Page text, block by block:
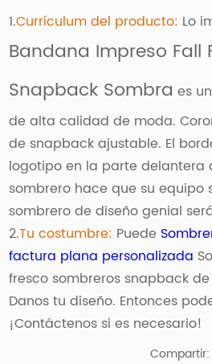
1.Currículum del producto: Lo
Bandana Impreso Fall
Snapback Sombra es
de alta calidad de moda.
de snapback ajustable. El
logotipo en la parte delantera
sombrero hace que su equipo
sombrero de diseño genial
2.Tu costumbre: Puede
factura plana personalizada
fresco sombreros snapback
Danos tu diseño. Entonces
¡Contáctenos si es necesario!
Compartir: